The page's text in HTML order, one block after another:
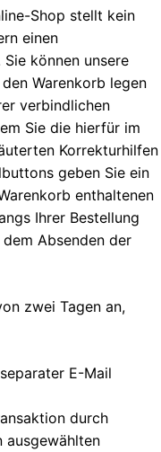
Shop stellt kein
einen
können unsere
Warenkorb legen
verbindlichen
Sie die hierfür im
Korrekturhilfen
geben Sie ein
enthaltenen
Ihrer Bestellung
Absenden der
zwei Tagen an,
E-Mail
durch
ausgewählten